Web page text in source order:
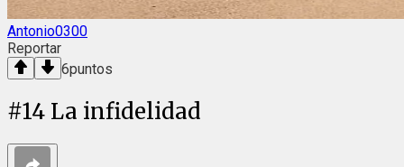
Antonio0300
Reportar
6puntos
#14 La infidelidad